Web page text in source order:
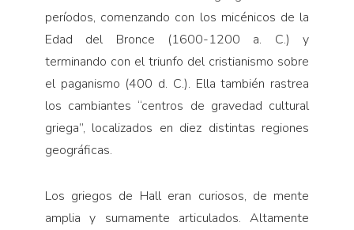
períodos, comenzando con los micénicos de la
Edad del Bronce (1600-1200 a. C.) y
terminando con el triunfo del cristianismo sobre
el paganismo (400 d. C.). Ella también rastrea
los cambiantes “centros de gravedad cultural
griega”, localizados en diez distintas regiones
geográficas.
Los griegos de Hall eran curiosos, de mente
amplia y sumamente articulados. Altamente